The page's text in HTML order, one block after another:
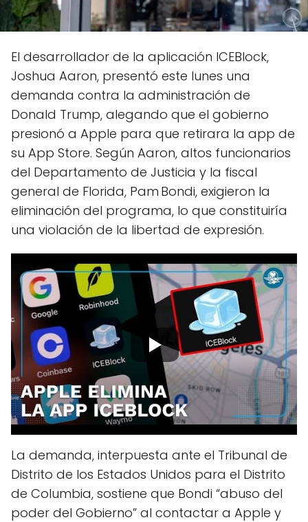
El desarrollador de la aplicación ICEBlock,
Joshua Aaron, presentó este lunes una
demanda contra la administración de
Donald Trump, alegando que el gobierno
presionó a Apple para que retirara la app de
su App Store. Según Aaron, altos funcionarios
del Departamento de Justicia y la fiscal
general de Florida, Pam Bondi, exigieron la
eliminación del programa, lo que constituiría
una violación de la libertad de expresión.
La demanda, interpuesta ante el Tribunal de
Distrito de los Estados Unidos para el Distrito
de Columbia, sostiene que Bondi “abuso del
poder del Gobierno” al contactar a Apple y